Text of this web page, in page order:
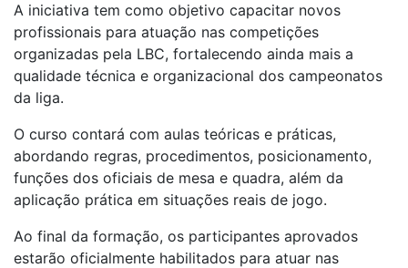
A iniciativa tem como objetivo capacitar novos
profissionais para atuação nas competições
organizadas pela LBC, fortalecendo ainda mais a
qualidade técnica e organizacional dos campeonatos
da liga.
O curso contará com aulas teóricas e práticas,
abordando regras, procedimentos, posicionamento,
funções dos oficiais de mesa e quadra, além da
aplicação prática em situações reais de jogo.
Ao final da formação, os participantes aprovados
estarão oficialmente habilitados para atuar nas